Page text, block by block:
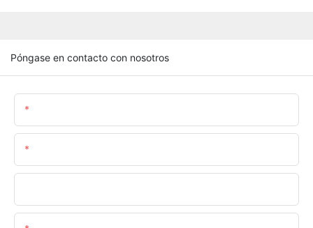
Póngase en contacto con nosotros